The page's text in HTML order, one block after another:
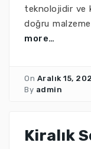
teknolojidir ve
doğru
more…
On Aralık 15,
By admin
Kiralık